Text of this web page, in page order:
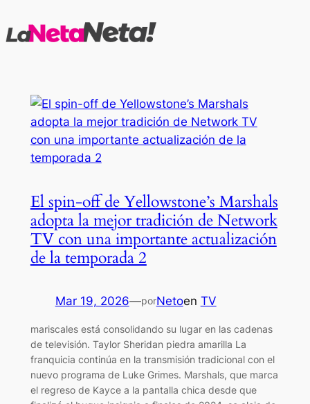
al
El spin-off de Yellowstone’s Marshals
adopta la mejor tradición de Network
TV con una importante actualización
de la temporada 2
Mar 19, 2026—porNetoen TV
mariscales está consolidando su lugar en las cadenas
de televisión. Taylor Sheridan piedra amarilla La
franquicia continúa en la transmisión tradicional con el
nuevo programa de Luke Grimes. Marshals, que marca
el regreso de Kayce a la pantalla chica desde que